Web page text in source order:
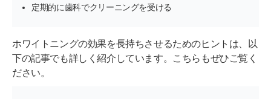
定期的に歯科でクリーニングを受ける
ホワイトニングの効果を長持ちさせるためのヒントは、以
下の記事でも詳しく紹介しています。こちらもぜひご覧く
ださい。